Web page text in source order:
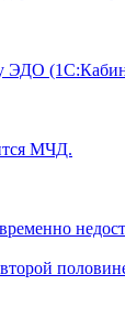
ЭДО
МЧД.